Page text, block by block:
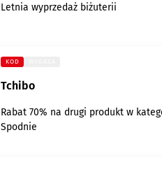
Letnia wyprzedaż biżuterii
KOD
Tchibo
Rabat 70% na drugi produkt w
Spodnie